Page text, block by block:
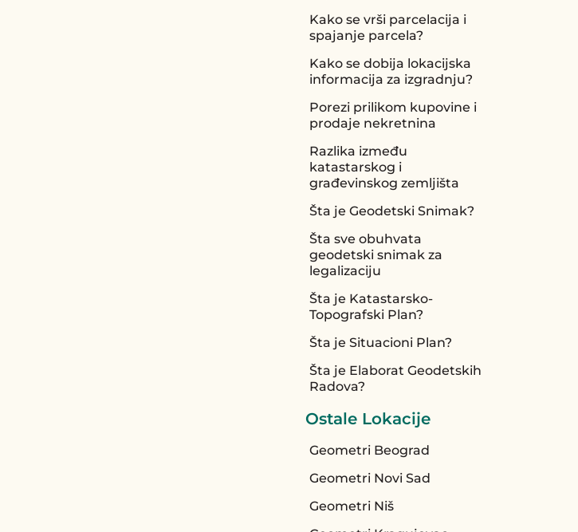
Kako se vrši parcelacija i
spajanje parcela?
Kako se dobija lokacijska
informacija za izgradnju?
Porezi prilikom kupovine i
prodaje nekretnina
Razlika između
katastarskog i
građevinskog zemljišta
Šta je Geodetski Snimak?
Šta sve obuhvata
geodetski snimak za
legalizaciju
Šta je Katastarsko-
Topografski Plan?
Šta je Situacioni Plan?
Šta je Elaborat Geodetskih
Radova?
Ostale Lokacije
Geometri Beograd
Geometri Novi Sad
Geometri Niš